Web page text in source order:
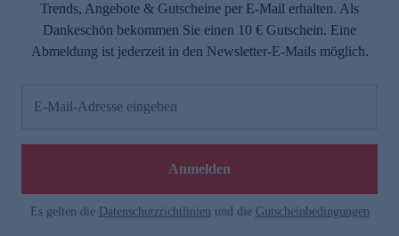
Trends, Angebote & Gutscheine per E-Mail erhalten. Als
Dankeschön bekommen Sie einen 10 € Gutschein. Eine
Abmeldung ist jederzeit in den Newsletter-E-Mails möglich.
E-Mail-Adresse eingeben
Anmelden
Es gelten die Datenschutzrichtlinien und die Gutscheinbedingungen